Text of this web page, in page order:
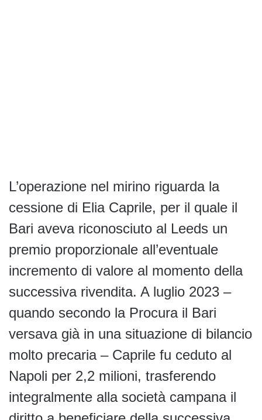
L’operazione nel mirino riguarda la
cessione di Elia Caprile, per il quale il
Bari aveva riconosciuto al Leeds un
premio proporzionale all’eventuale
incremento di valore al momento della
successiva rivendita. A luglio 2023 –
quando secondo la Procura il Bari
versava già in una situazione di bilancio
molto precaria – Caprile fu ceduto al
Napoli per 2,2 milioni, trasferendo
integralmente alla società campana il